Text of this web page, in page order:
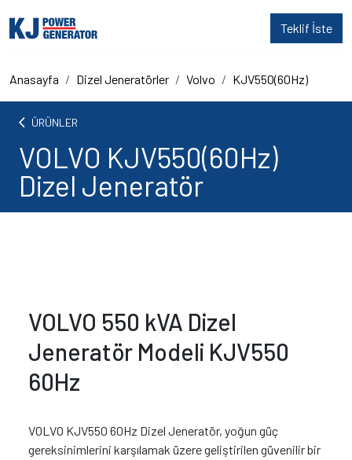
Teklif İste
Anasayfa Dizel Jeneratörler Volvo KJV550(60Hz)
arrow_back_ios ÜRÜNLER
VOLVO KJV550(60Hz)
Dizel Jeneratör
VOLVO 550 kVA Dizel
Jeneratör Modeli KJV550
60Hz
VOLVO KJV550 60Hz Dizel Jeneratör, yoğun güç
gereksinimlerini karşılamak üzere geliştirilen güvenilir bir